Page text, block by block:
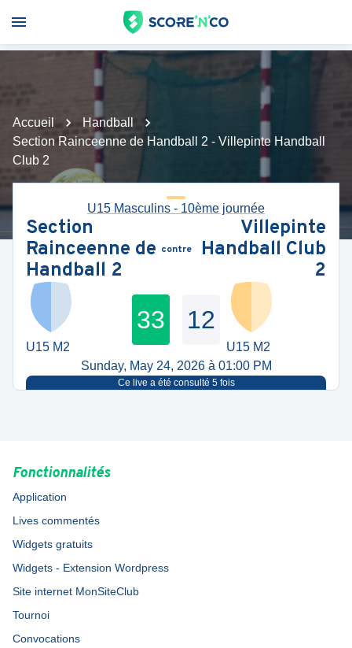
Accueil
Handball
Section Rainceenne de Handball 2 - Villepinte Handball
Club 2
U15 Masculins - 10ème journée
Section
Rainceenne de
Handball 2
contre
Villepinte
Handball Club
2
U15 M2
33 12
U15 M2
Sunday, May 24, 2026 à 01:00 PM
Ce live a été consulté 5fois
Fonctionnalités
Application
Lives commentés
Widgets gratuits
Widgets - Extension Wordpress
Site internet MonSiteClub
Tournoi
Convocations